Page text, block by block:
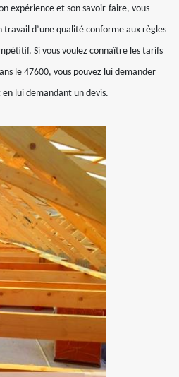
expérience et son savoir-faire, vous
travail d’une qualité conforme aux règles
Si vous voulez connaître les tarifs
le 47600, vous pouvez lui demander
lui demandant un devis.